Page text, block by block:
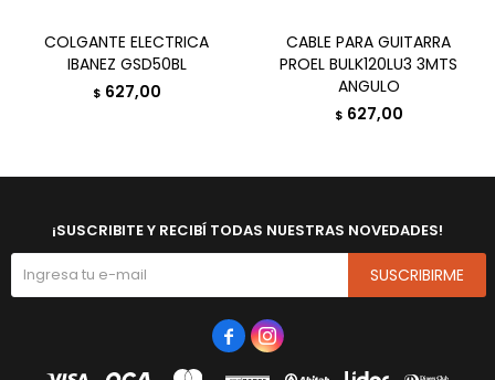
COLGANTE ELECTRICA
IBANEZ GSD50BL
$ 627,00
CABLE PARA GUITARRA
PROEL BULK120LU3 3MTS
ANGULO
$ 627,00
¡SUSCRIBITE Y RECIBÍ TODAS NUESTRAS NOVEDADES!
SUSCRIBIRME
 